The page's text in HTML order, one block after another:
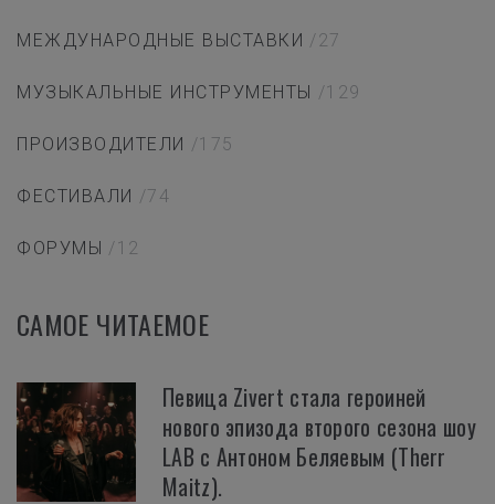
МЕЖДУНАРОДНЫЕ ВЫСТАВКИ /27
МУЗЫКАЛЬНЫЕ ИНСТРУМЕНТЫ /129
ПРОИЗВОДИТЕЛИ /175
ФЕСТИВАЛИ /74
ФОРУМЫ /12
САМОЕ ЧИТАЕМОЕ
Певица Zivert стала героиней
нового эпизода второго сезона шоу
LAB с Антоном Беляевым (Therr
Maitz).